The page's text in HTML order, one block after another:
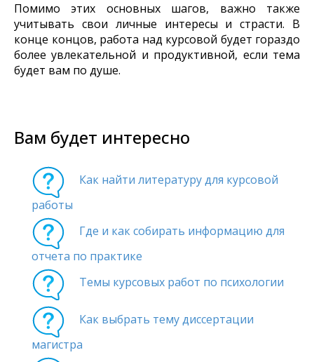
Помимо этих основных шагов, важно также
учитывать свои личные интересы и страсти. В
конце концов, работа над курсовой будет гораздо
более увлекательной и продуктивной, если тема
будет вам по душе.
Вам будет интересно
Как найти литературу для курсовой
работы
Где и как собирать информацию для
отчета по практике
Темы курсовых работ по психологии
Как выбрать тему диссертации
магистра